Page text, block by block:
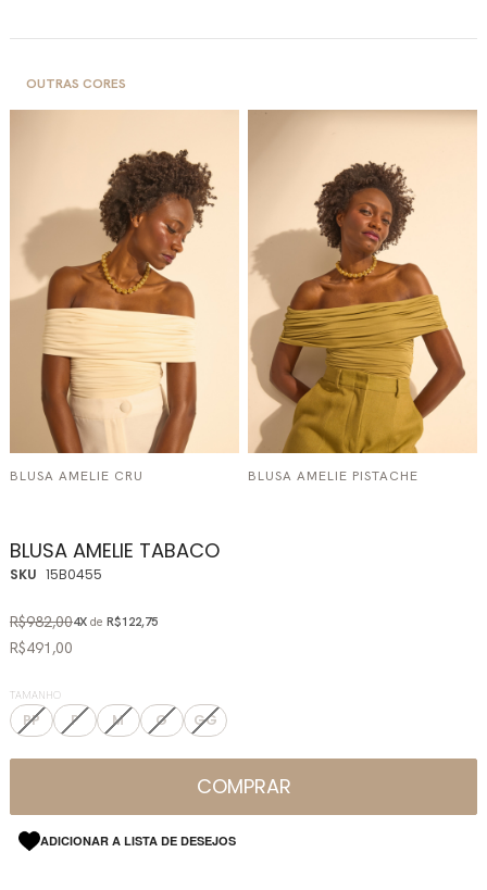
OUTRAS CORES
BLUSA AMELIE CRU BLUSA AMELIE PISTACHE
BLUSA AMELIE TABACO
SKU 15B0455
R$982,00
R$491,00
4X de R$122,75
TAMANHO
PP P M G GG
COMPRAR
ADICIONAR A LISTA DE DESEJOS